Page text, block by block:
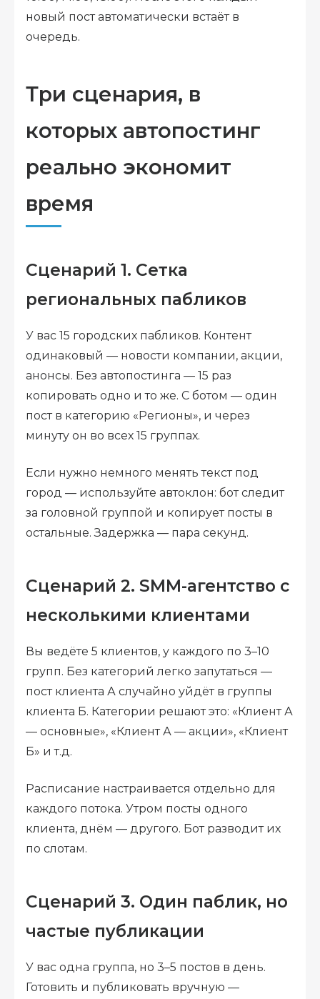
новый пост автоматически встаёт в
очередь.
Три сценария, в
которых автопостинг
реально экономит
время
Сценарий 1. Сетка
региональных пабликов
У вас 15 городских пабликов. Контент
одинаковый — новости компании, акции,
анонсы. Без автопостинга — 15 раз
копировать одно и то же. С ботом — один
пост в категорию «Регионы», и через
минуту он во всех 15 группах.
Если нужно немного менять текст под
город — используйте автоклон: бот следит
за головной группой и копирует посты в
остальные. Задержка — пара секунд.
Сценарий 2. SMM-агентство с
несколькими клиентами
Вы ведёте 5 клиентов, у каждого по 3–10
групп. Без категорий легко запутаться —
пост клиента А случайно уйдёт в группы
клиента Б. Категории решают это: «Клиент А
— основные», «Клиент А — акции», «Клиент
Б» и т.д.
Расписание настраивается отдельно для
каждого потока. Утром посты одного
клиента, днём — другого. Бот разводит их
по слотам.
Сценарий 3. Один паблик, но
частые публикации
У вас одна группа, но 3–5 постов в день.
Готовить и публиковать вручную —